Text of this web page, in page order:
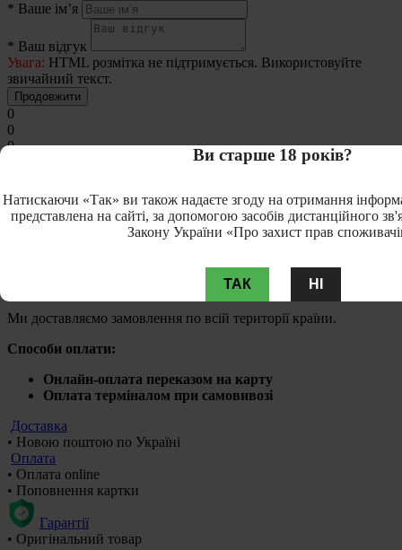
* Ваше ім’я
* Ваш відгук
Увага: HTML розмітка не підтримується. Використовуйте
звичайний текст.
Продовжити
0
0
0
Немає відгуків про цей товар, станьте першим, залиште свій
відгук.
Ми доставляємо замовлення по всій території країни.
Способи оплати:
Онлайн-оплата переказом на карту
Оплата терміналом при самовивозі
Доставка
• Новою поштою по Україні
Оплата
• Оплата online
• Поповнення картки
Гарантії
• Оригінальний товар
Ви старше 18 років?
Натискаючи «Так» ви також надаєте згоду на отримання
представлена на сайті, за допомогою засобів дистанційного
Закону України «Про захист прав
ТАК НІ